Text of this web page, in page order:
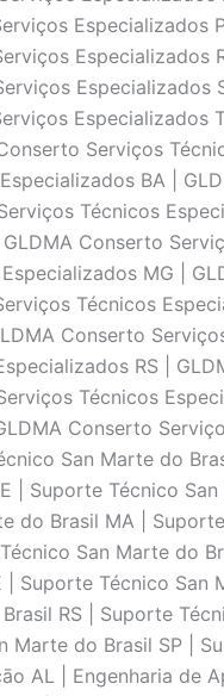
Especializados
Especializados
Especializados
Especializados
Serviços
BA |
Técnicos
Conserto
MG |
Técnicos
Conserto
RS |
Técnicos
Conserto
San Marte do
| Suporte Técnico
do Brasil MA |
San Marte do
Suporte Técnico San
RS | Suporte
Marte do Brasil SP |
AL | Engenharia de